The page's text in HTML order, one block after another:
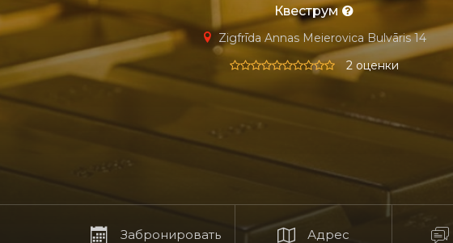
Квеструм
Zigfrīda Annas Meierovica Bulvāris 14
2 оценки
Забронировать Адрес